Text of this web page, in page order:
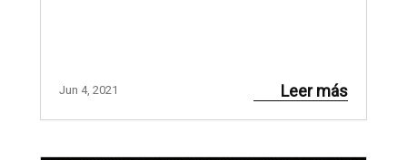
Jun 4, 2021 Leer más